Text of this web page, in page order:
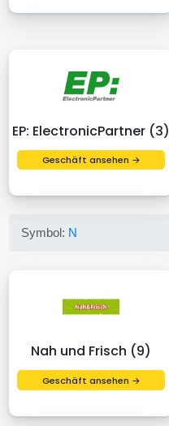
EP: ElectronicPartner (3)
Geschäft ansehen →
Symbol: N
Nah und Frisch (9)
Geschäft ansehen →